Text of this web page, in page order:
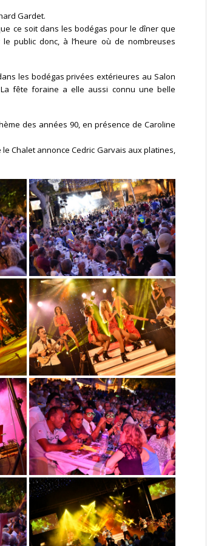
Gardet.
ce soit dans les bodégas pour le dîner que
public donc, à l’heure où de nombreuses
les bodégas privées extérieures au Salon
La fête foraine a elle aussi connu une belle
des années 90, en présence de Caroline
Chalet annonce Cedric Garvais aux platines,